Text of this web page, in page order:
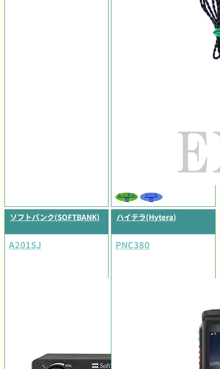
レンタル
可
リース
可
ソフトバンク(SOFTBANK)
A201SJ
ハイテラ(Hytera)
PNC380